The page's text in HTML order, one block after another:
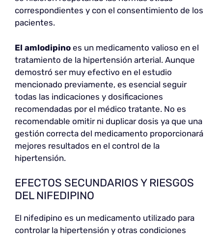
correspondientes y con el consentimiento de los
pacientes.
El amlodipino es un medicamento valioso en el
tratamiento de la hipertensión arterial. Aunque
demostró ser muy efectivo en el estudio
mencionado previamente, es esencial seguir
todas las indicaciones y dosificaciones
recomendadas por el médico tratante. No es
recomendable omitir ni duplicar dosis ya que una
gestión correcta del medicamento proporcionará
mejores resultados en el control de la
hipertensión.
EFECTOS SECUNDARIOS Y RIESGOS
DEL NIFEDIPINO
El nifedipino es un medicamento utilizado para
controlar la hipertensión y otras condiciones